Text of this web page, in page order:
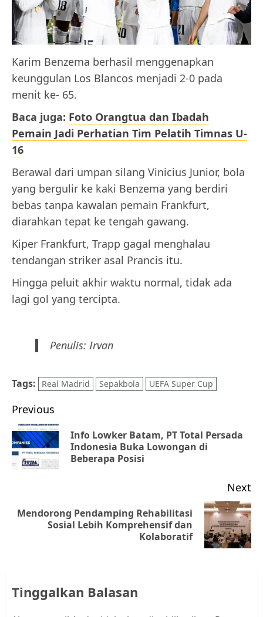
Karim Benzema berhasil menggenapkan
keunggulan Los Blancos menjadi 2-0 pada
menit ke- 65.
Baca juga: Foto Orangtua dan Ibadah
Pemain Jadi Perhatian Tim Pelatih Timnas U-
16
Berawal dari umpan silang Vinicius Junior, bola
yang bergulir ke kaki Benzema yang berdiri
bebas tanpa kawalan pemain Frankfurt,
diarahkan tepat ke tengah gawang.
Kiper Frankfurt, Trapp gagal menghalau
tendangan striker asal Prancis itu.
Hingga peluit akhir waktu normal, tidak ada
lagi gol yang tercipta.
Penulis: Irvan
Tags: Real Madrid Sepakbola UEFA Super Cup
Post
navigation
Previous
Info Lowker Batam, PT Total Persada
Indonesia Buka Lowongan di
Beberapa Posisi
Next
Next
Mendorong Pendamping Rehabilitasi
Sosial Lebih Komprehensif dan
Kolaboratif
Tinggalkan Balasan